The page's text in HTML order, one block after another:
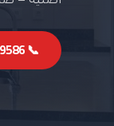
📞 01000069586